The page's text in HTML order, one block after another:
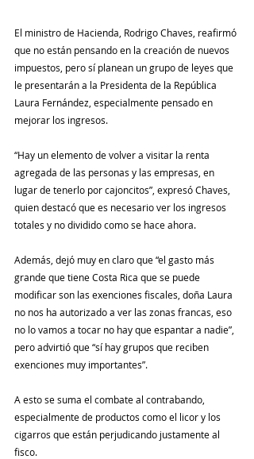
El ministro de Hacienda, Rodrigo Chaves, reafirmó
que no están pensando en la creación de nuevos
impuestos, pero sí planean un grupo de leyes que
le presentarán a la Presidenta de la República
Laura Fernández, especialmente pensado en
mejorar los ingresos.
“Hay un elemento de volver a visitar la renta
agregada de las personas y las empresas, en
lugar de tenerlo por cajoncitos”, expresó Chaves,
quien destacó que es necesario ver los ingresos
totales y no dividido como se hace ahora.
Además, dejó muy en claro que “el gasto más
grande que tiene Costa Rica que se puede
modificar son las exenciones fiscales, doña Laura
no nos ha autorizado a ver las zonas francas, eso
no lo vamos a tocar no hay que espantar a nadie”,
pero advirtió que “sí hay grupos que reciben
exenciones muy importantes”.
A esto se suma el combate al contrabando,
especialmente de productos como el licor y los
cigarros que están perjudicando justamente al
fisco.